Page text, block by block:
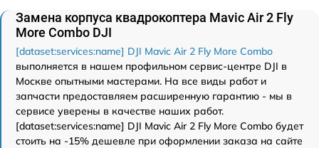
Замена корпуса квадрокоптера Mavic Air 2 Fly
More Combo DJI
[dataset:services:name] DJI Mavic Air 2 Fly More Combo
выполняется в нашем профильном сервис-центре DJI в
Москве опытными мастерами. На все виды работ и
запчасти предоставляем расширенную гарантию - мы в
сервисе уверены в качестве наших работ.
[dataset:services:name] DJI Mavic Air 2 Fly More Combo будет
стоить на -15% дешевле при оформлении заказа на сайте